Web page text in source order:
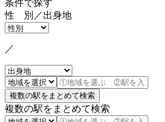
条件で探す
性 別／出身地
／
複数の駅をまとめて検索